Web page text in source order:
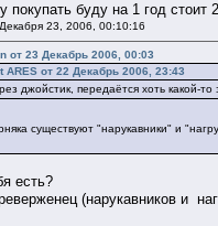
покупать буду на 1 год
23, 2006, 00:10:16
от 23 Декабрь 2006, 00:03
ARES от 22 Декабрь 2006, 23:43
джойстик, передаётся хоть какой-то
существуют "нарукавники" и
есть?
(нарукавников и